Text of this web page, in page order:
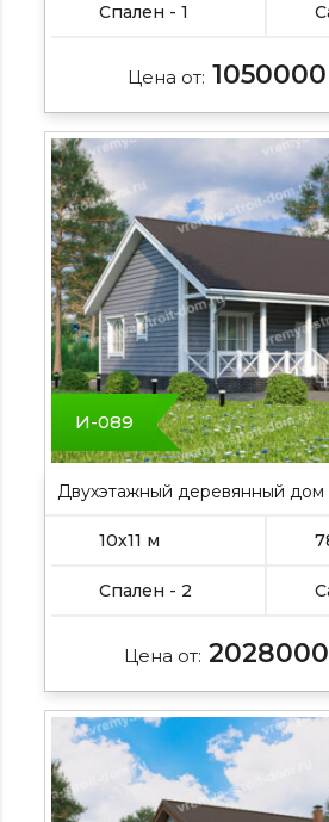
Спален - 1
Цена от: 1050000
И-089
Двухэтажный деревянный дом
10х11 м
Спален - 2
Цена от: 2028000